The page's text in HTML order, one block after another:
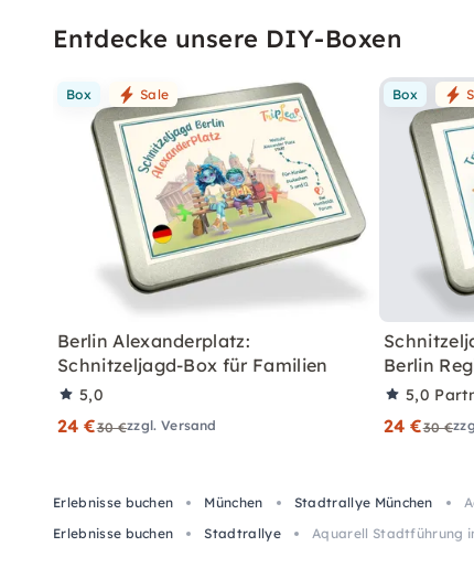
Entdecke unsere DIY-Boxen
Box Sale
Berlin Alexanderplatz:
Schnitzeljagd-Box für Familien
5,0
24 €30 €zzgl. Versand
Box
Berlin
5,0
24 €30 €
Erlebnisse buchen München Stadtrallye München
Erlebnisse buchen
Stadtrallye Aquarell Stadtführung